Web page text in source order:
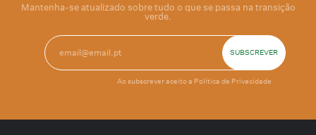
Mantenha-se atualizado sobre tudo o que se passa na transição
verde.
Ao subscrever aceito a Política de Privacidade